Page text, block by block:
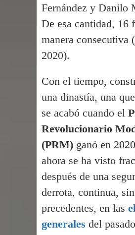
condena a Daniel
Fernández y Danilo
De esa cantidad, 16
manera consecutiva
2020).
Con el tiempo,
una dinastía, una
se acabó cuando el
Revolucionario
(PRM) ganó en
ahora se ha visto
después de una
derrota, continua, sin
precedentes, en las
generales del